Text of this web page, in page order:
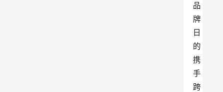
品
牌
日
的
携
手
跨